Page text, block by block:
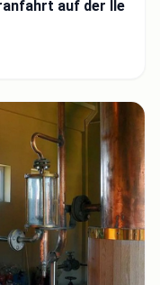
auf der Ile